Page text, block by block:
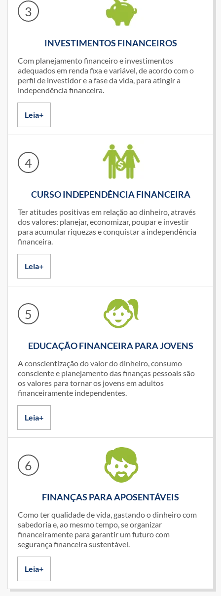
3
INVESTIMENTOS FINANCEIROS
Com planejamento financeiro e investimentos
adequados em renda fixa e variável, de acordo com o
perfil de investidor e a fase da vida, para atingir a
independência financeira.
Leia+
4
CURSO INDEPENDÊNCIA FINANCEIRA
Ter atitudes positivas em relação ao dinheiro, através
dos valores: planejar, economizar, poupar e investir
para acumular riquezas e conquistar a independência
financeira.
Leia+
5
EDUCAÇÃO FINANCEIRA PARA JOVENS
A conscientização do valor do dinheiro, consumo
consciente e planejamento das finanças pessoais são
os valores para tornar os jovens em adultos
financeiramente independentes.
Leia+
6
FINANÇAS PARA APOSENTÁVEIS
Como ter qualidade de vida, gastando o dinheiro com
sabedoria e, ao mesmo tempo, se organizar
financeiramente para garantir um futuro com
segurança financeira sustentável.
Leia+